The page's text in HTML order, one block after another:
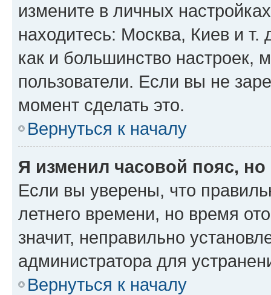
измените в личных
находитесь: Москва, Киев и т.
как и большинство настроек,
пользователи. Если вы не
момент сделать это.
Вернуться к началу
Я изменил часовой пояс,
Если вы уверены, что
летнего времени, но время
значит, неправильно
администратора для
Вернуться к началу